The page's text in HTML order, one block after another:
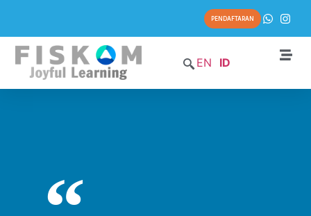
PENDAFTARAN
EN ID